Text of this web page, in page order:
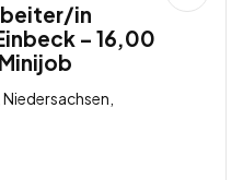
in
– 16,00